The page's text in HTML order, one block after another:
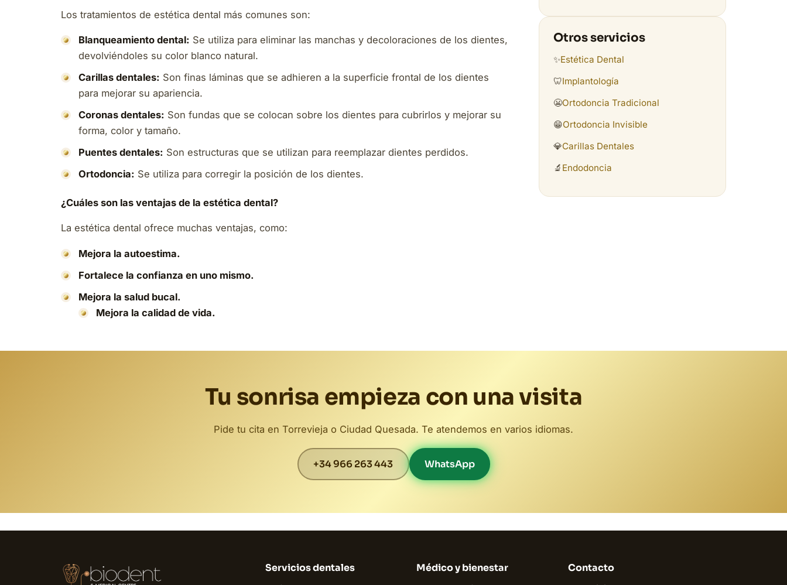
Los tratamientos de estética dental más comunes son:
Blanqueamiento dental: Se utiliza para eliminar las manchas y decoloraciones de los dientes,
devolviéndoles su color blanco natural.
Carillas dentales: Son finas láminas que se adhieren a la superficie frontal de los dientes
para mejorar su apariencia.
Coronas dentales: Son fundas que se colocan sobre los dientes para cubrirlos y mejorar su
forma, color y tamaño.
Puentes dentales: Son estructuras que se utilizan para reemplazar dientes perdidos.
Ortodoncia: Se utiliza para corregir la posición de los dientes.
¿Cuáles son las ventajas de la estética dental?
La estética dental ofrece muchas ventajas, como:
Mejora la autoestima.
Fortalece la confianza en uno mismo.
Mejora la salud bucal.
Mejora la calidad de vida.
Otros servicios
✨Estética Dental
🦷Implantología
😬Ortodoncia Tradicional
😁Ortodoncia Invisible
💎Carillas Dentales
🔬 Endodoncia
Tu sonrisa empieza con una visita
Pide tu cita en Torrevieja o Ciudad Quesada. Te atendemos en varios idiomas.
+34 966 263 443 WhatsApp
Servicios dentales Médico y bienestar Contacto